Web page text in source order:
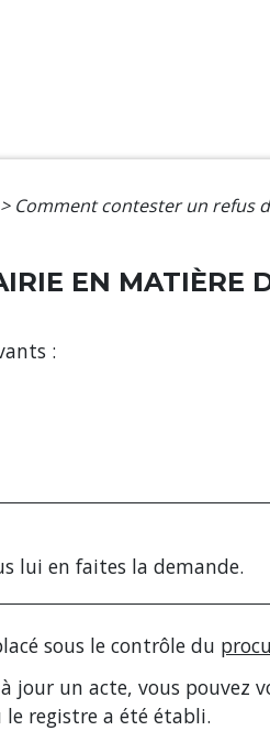
> Comment contester un refus
EN MATIÈRE
:
lui en faites la demande.
sous le contrôle du
un acte, vous pouvez
registre a été établi.